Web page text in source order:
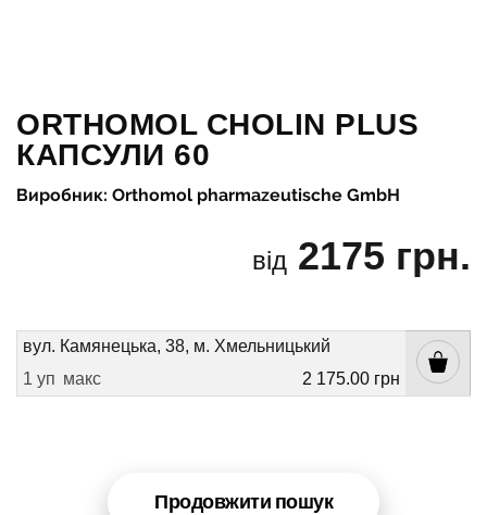
ORTHOMOL CHOLIN PLUS
КАПСУЛИ 60
Виробник: Orthomol pharmazeutische GmbH
від 2175 грн.
вул. Камянецька, 38, м. Хмельницький
1 уп макс 2 175.00 грн
Продовжити пошук